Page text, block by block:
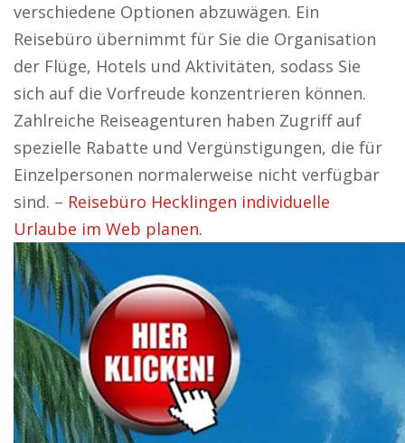
verschiedene Optionen abzuwägen. Ein
Reisebüro übernimmt für Sie die Organisation
der Flüge, Hotels und Aktivitäten, sodass Sie
sich auf die Vorfreude konzentrieren können.
Zahlreiche Reiseagenturen haben Zugriff auf
spezielle Rabatte und Vergünstigungen, die für
Einzelpersonen normalerweise nicht verfügbar
sind. – Reisebüro Hecklingen individuelle
Urlaube im Web planen.